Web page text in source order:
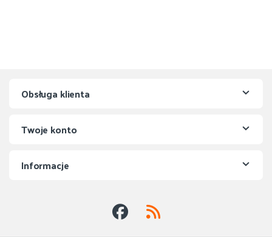
Obsługa klienta
Twoje konto
Informacje